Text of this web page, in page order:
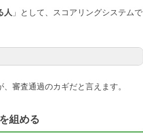
人 」として、スコアリングシステムで
審査通過のカギだと言えます。
組める